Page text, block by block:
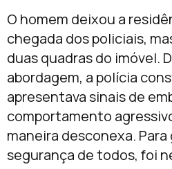
O homem deixou a
chegada dos policiais,
duas quadras do imóvel.
abordagem, a polícia
apresentava sinais de
comportamento
maneira desconexa.
segurança de todos, foi